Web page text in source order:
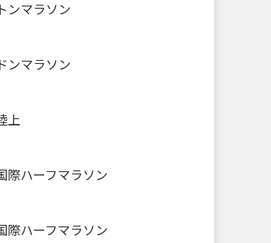
ンマラソン
ンマラソン
上
際ハーフマラソン
際ハーフマラソン